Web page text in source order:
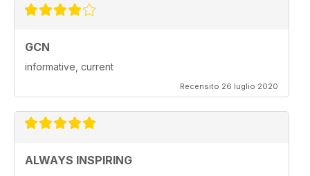
GCN
informative, current
Recensito 26 luglio 2020
ALWAYS INSPIRING